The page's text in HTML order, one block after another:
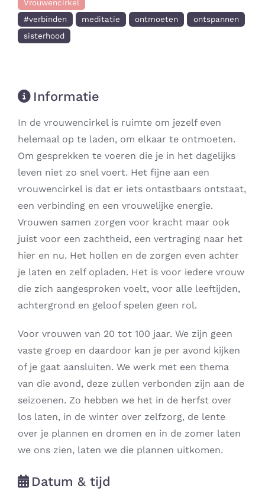
Vrouwencirkel
#verbinden
meditatie ontmoeten
ontspannen
sisterhood
Informatie
In de vrouwencirkel is ruimte om jezelf even
helemaal op te laden, om elkaar te ontmoeten.
Om gesprekken te voeren die je in het dagelijks
leven niet zo snel voert. Het fijne aan een
vrouwencirkel is dat er iets ontastbaars ontstaat,
een verbinding en een vrouwelijke energie.
Vrouwen samen zorgen voor kracht maar ook
juist voor een zachtheid, een vertraging naar het
hier en nu. Het hollen en de zorgen even achter
je laten en zelf opladen. Het is voor iedere vrouw
die zich aangesproken voelt, voor alle leeftijden,
achtergrond en geloof spelen geen rol.
Voor vrouwen van 20 tot 100 jaar. We zijn geen
vaste groep en daardoor kan je per avond kijken
of je gaat aansluiten. We werk met een thema
van die avond, deze zullen verbonden zijn aan de
seizoenen. Zo hebben we het in de herfst over
los laten, in de winter over zelfzorg, de lente
over je plannen en dromen en in de zomer laten
we ons zien, laten we die plannen uitkomen.
Datum & tijd